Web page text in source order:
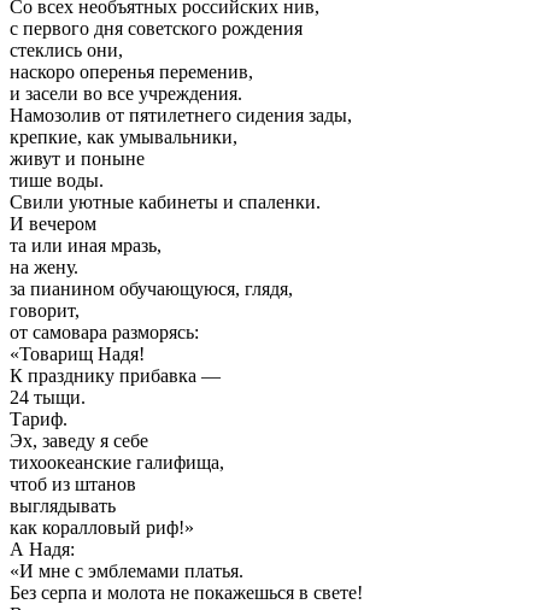
Со всех необъятных российских нив,
с первого дня советского рождения
стеклись они,
наскоро оперенья переменив,
и засели во все учреждения.
Намозолив от пятилетнего сидения зады,
крепкие, как умывальники,
живут и поныне
тише воды.
Свили уютные кабинеты и спаленки.
И вечером
та или иная мразь,
на жену.
за пианином обучающуюся, глядя,
говорит,
от самовара разморясь:
«Товарищ Надя!
К празднику прибавка —
24 тыщи.
Тариф.
Эх, заведу я себе
тихоокеанские галифища,
чтоб из штанов
выглядывать
как коралловый риф!»
А Надя:
«И мне с эмблемами платья.
Без серпа и молота не покажешься в свете!